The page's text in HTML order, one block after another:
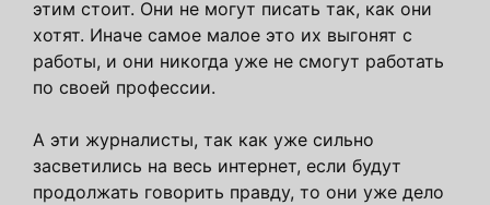
этим стоит. Они не могут писать так, как они
хотят. Иначе самое малое это их выгонят с
работы, и они никогда уже не смогут работать
по своей профессии.
А эти журналисты, так как уже сильно
засветились на весь интернет, если будут
продолжать говорить правду, то они уже дело